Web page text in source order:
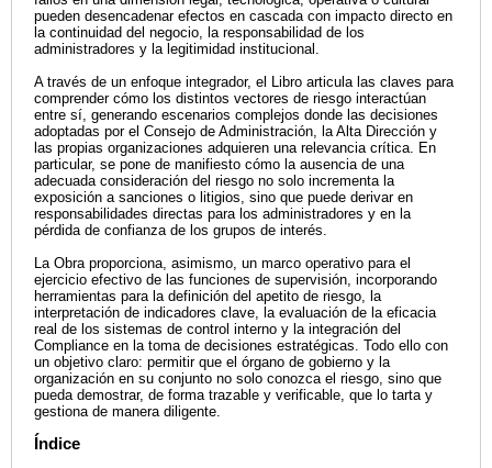
pueden desencadenar efectos en cascada con impacto directo en
la continuidad del negocio, la responsabilidad de los
administradores y la legitimidad institucional.
A través de un enfoque integrador, el Libro articula las claves para
comprender cómo los distintos vectores de riesgo interactúan
entre sí, generando escenarios complejos donde las decisiones
adoptadas por el Consejo de Administración, la Alta Dirección y
las propias organizaciones adquieren una relevancia crítica. En
particular, se pone de manifiesto cómo la ausencia de una
adecuada consideración del riesgo no solo incrementa la
exposición a sanciones o litigios, sino que puede derivar en
responsabilidades directas para los administradores y en la
pérdida de confianza de los grupos de interés.
La Obra proporciona, asimismo, un marco operativo para el
ejercicio efectivo de las funciones de supervisión, incorporando
herramientas para la definición del apetito de riesgo, la
interpretación de indicadores clave, la evaluación de la eficacia
real de los sistemas de control interno y la integración del
Compliance en la toma de decisiones estratégicas. Todo ello con
un objetivo claro: permitir que el órgano de gobierno y la
organización en su conjunto no solo conozca el riesgo, sino que
pueda demostrar, de forma trazable y verificable, que lo tarta y
gestiona de manera diligente.
Índice